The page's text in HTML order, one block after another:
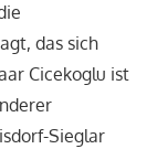
das sich
Cicekoglu ist
Sieglar